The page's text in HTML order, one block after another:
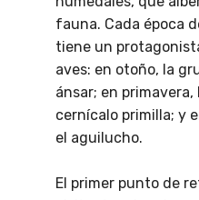
fauna. Cada época
tiene un
aves: en otoño, la
ánsar; en primavera,
cernícalo primilla; y
el aguilucho.
El primer punto de